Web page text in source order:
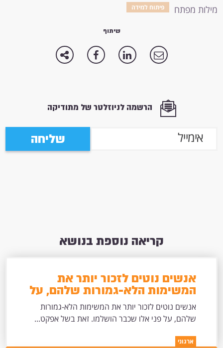
מילות מפתח פיתוח למידה
שיתוף
הרשמה לניוזלטר של מתודיקה
שליחה
קריאה נוספת בנושא
אנשים נוטים לזכור יותר את
המשימות הלא-גמורות שלהם, על
פני אלו שכבר הושלמו.
אנשים נוטים לזכור יותר את המשימות הלא-גמורות
שלהם, על פני אלו שכבר הושלמו. זאת בשל אפקט...
ארגוני